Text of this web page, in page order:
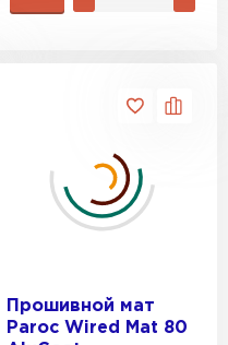
Прошивной мат
Paroc Wired Mat 80